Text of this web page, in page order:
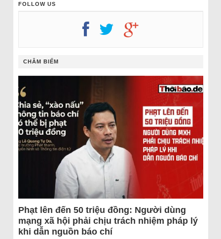
FOLLOW US
CHÂM BIẾM
Phạt lên đến 50 triệu đồng: Người dùng
mạng xã hội phải chịu trách nhiệm pháp lý
khi dẫn nguồn báo chí